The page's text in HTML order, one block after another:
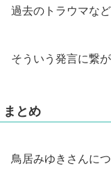
過去のトラウマな
そういう発言に繋
まとめ
鳥居みゆきさんに